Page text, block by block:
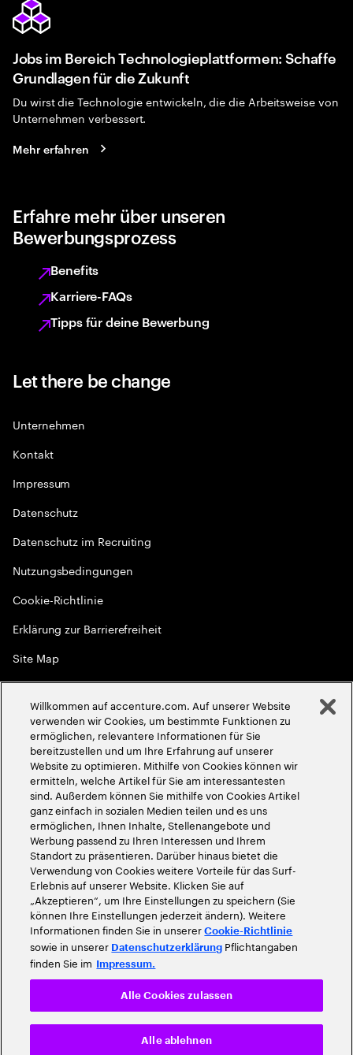
Jobs im Bereich Technologieplattformen: Schaffe
Grundlagen für die Zukunft
Du wirst die Technologie entwickeln, die die Arbeitsweise von
Unternehmen verbessert.
Mehr erfahren
Erfahre mehr über unseren
Bewerbungsprozess
Benefits
Karriere-FAQs
Tipps für deine Bewerbung
Let there be change
Unternehmen
Kontakt
Impressum
Datenschutz
Datenschutz im Recruiting
Nutzungsbedingungen
Cookie-Richtlinie
Erklärung zur Barrierefreiheit
Site Map
Globale Meritokratie
2026Accenture. Alle Rechte vorbehalten
Willkommen auf accenture.com. Auf unserer Website
verwenden wir Cookies, um bestimmte Funktionen zu
ermöglichen, relevantere Informationen für Sie
bereitzustellen und um Ihre Erfahrung auf unserer
Website zu optimieren. Mithilfe von Cookies können wir
ermitteln, welche Artikel für Sie am interessantesten
sind. Außerdem können Sie mithilfe von Cookies Artikel
ganz einfach in sozialen Medien teilen und es uns
ermöglichen, Ihnen Inhalte, Stellenangebote und
Werbung passend zu Ihren Interessen und Ihrem
Standort zu präsentieren. Darüber hinaus bietet die
Verwendung von Cookies weitere Vorteile für das Surf-
Erlebnis auf unserer Website. Klicken Sie auf
„Akzeptieren“, um Ihre Einstellungen zu speichern (Sie
können Ihre Einstellungen jederzeit ändern). Weitere
Informationen finden Sie in unsererCookie-Richtlinie
sowie in unserer Datenschutzerklärung Pflichtangaben
finden Sie im Impressum.
Alle ablehnen
Alle Cookies zulassen